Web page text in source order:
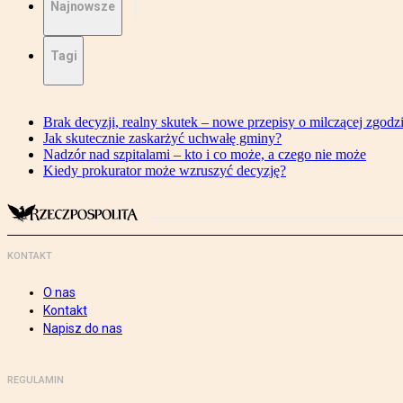
Najnowsze
Tagi
Brak decyzji, realny skutek – nowe przepisy o milczącej
Jak skutecznie zaskarżyć uchwałę gminy?
Nadzór nad szpitalami – kto i co może, a czego nie może
Kiedy prokurator może wzruszyć decyzję?
KONTAKT
O nas
Kontakt
Napisz do nas
REGULAMIN